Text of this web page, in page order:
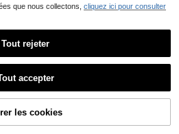
m
et f
che ample et plissée, style décontra
cté pour adolescente
(500+)
Dès12,49€
1
que nous collectons, cliquez ici pour consulter
Tout rejeter
accepter
les cookies